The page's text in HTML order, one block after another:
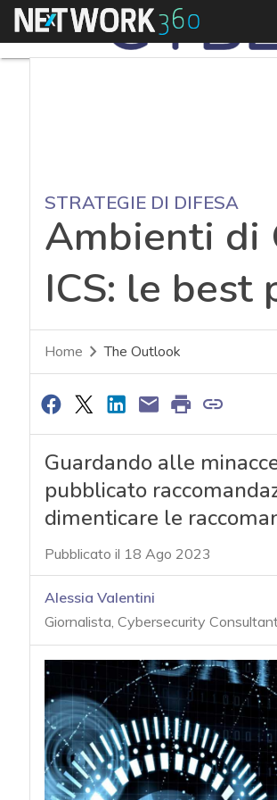
Menu
STRATEGIE DI DIFESA
Ambienti di
ICS: le best
Home The Outlook
Guardando alle
pubblicato
dimenticare le
Pubblicato il 18 Ago 2023
Alessia Valentini
Giornalista, Cybersecurity